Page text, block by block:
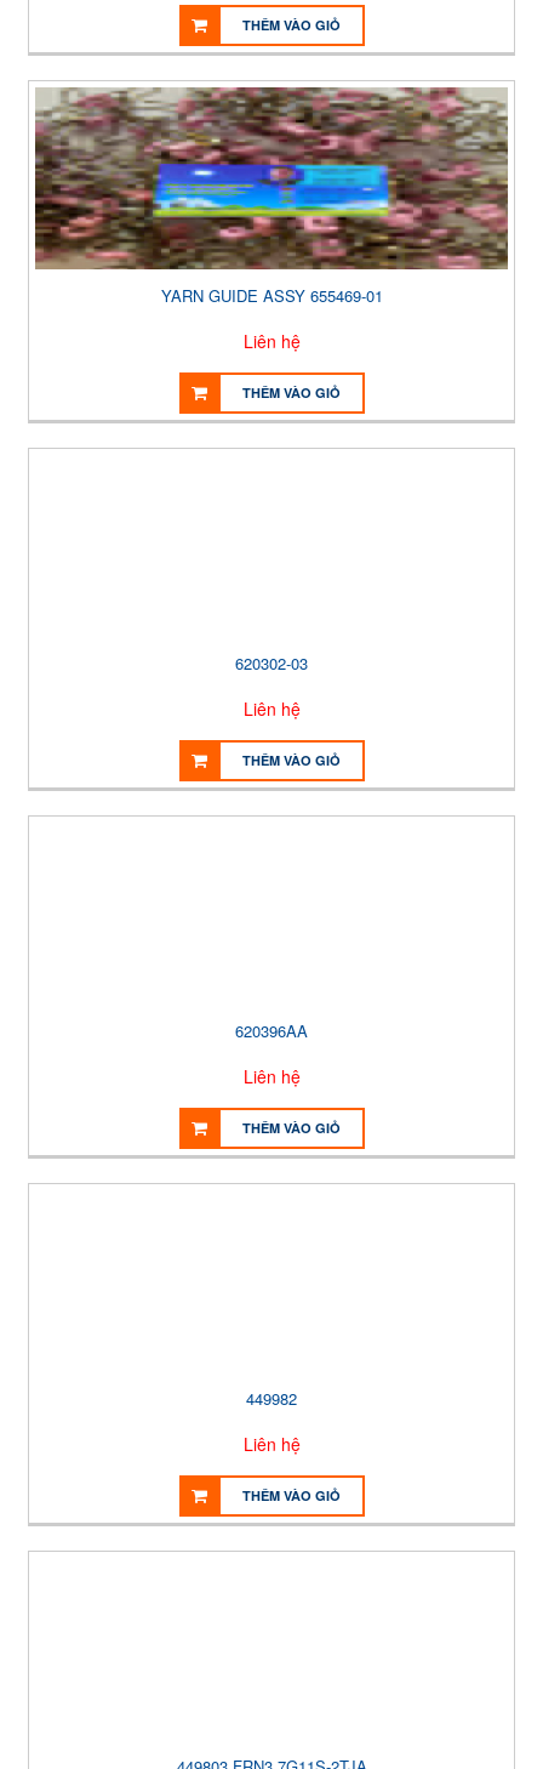
THÊM VÀO GIỎ
YARN GUIDE ASSY 655469-01
Liên hệ
THÊM VÀO GIỎ
620302-03
Liên hệ
THÊM VÀO GIỎ
620396AA
Liên hệ
THÊM VÀO GIỎ
449982
Liên hệ
THÊM VÀO GIỎ